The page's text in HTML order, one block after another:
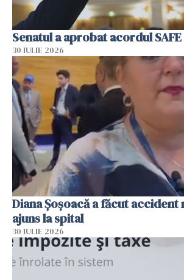
Senatul a aprobat acordul SAFE
30 IULIE 2026
Diana Șoșoacă a făcut accident
ajuns la spital
30 IULIE 2026